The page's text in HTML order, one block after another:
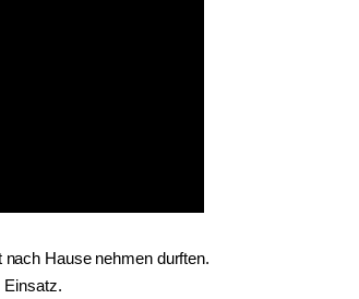
Hause nehmen durften.
Einsatz.